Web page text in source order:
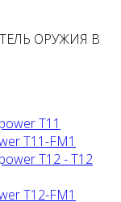
ОРУЖИЯ В
T11
T11-FM1
T12 - T12
T12-FM1